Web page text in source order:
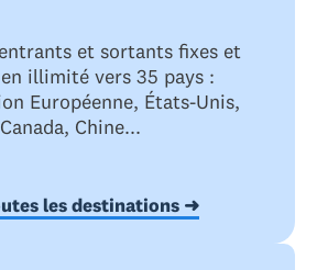
et sortants fixes et
illimité vers 35 pays :
Européenne, États-Unis,
Canada, Chine...
les destinations ➜